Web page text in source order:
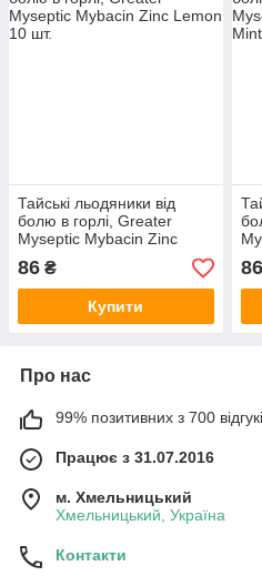
Тайські льодяники від
болю в горлі, Greater
Myseptic Mybacin Zinc
Lemon 10 шт.
86 ₴
Купити
86
Про нас
99% позитивних з 700
Працює з 31.07.2016
м. Хмельницький
Хмельницький, Україна
Контакти